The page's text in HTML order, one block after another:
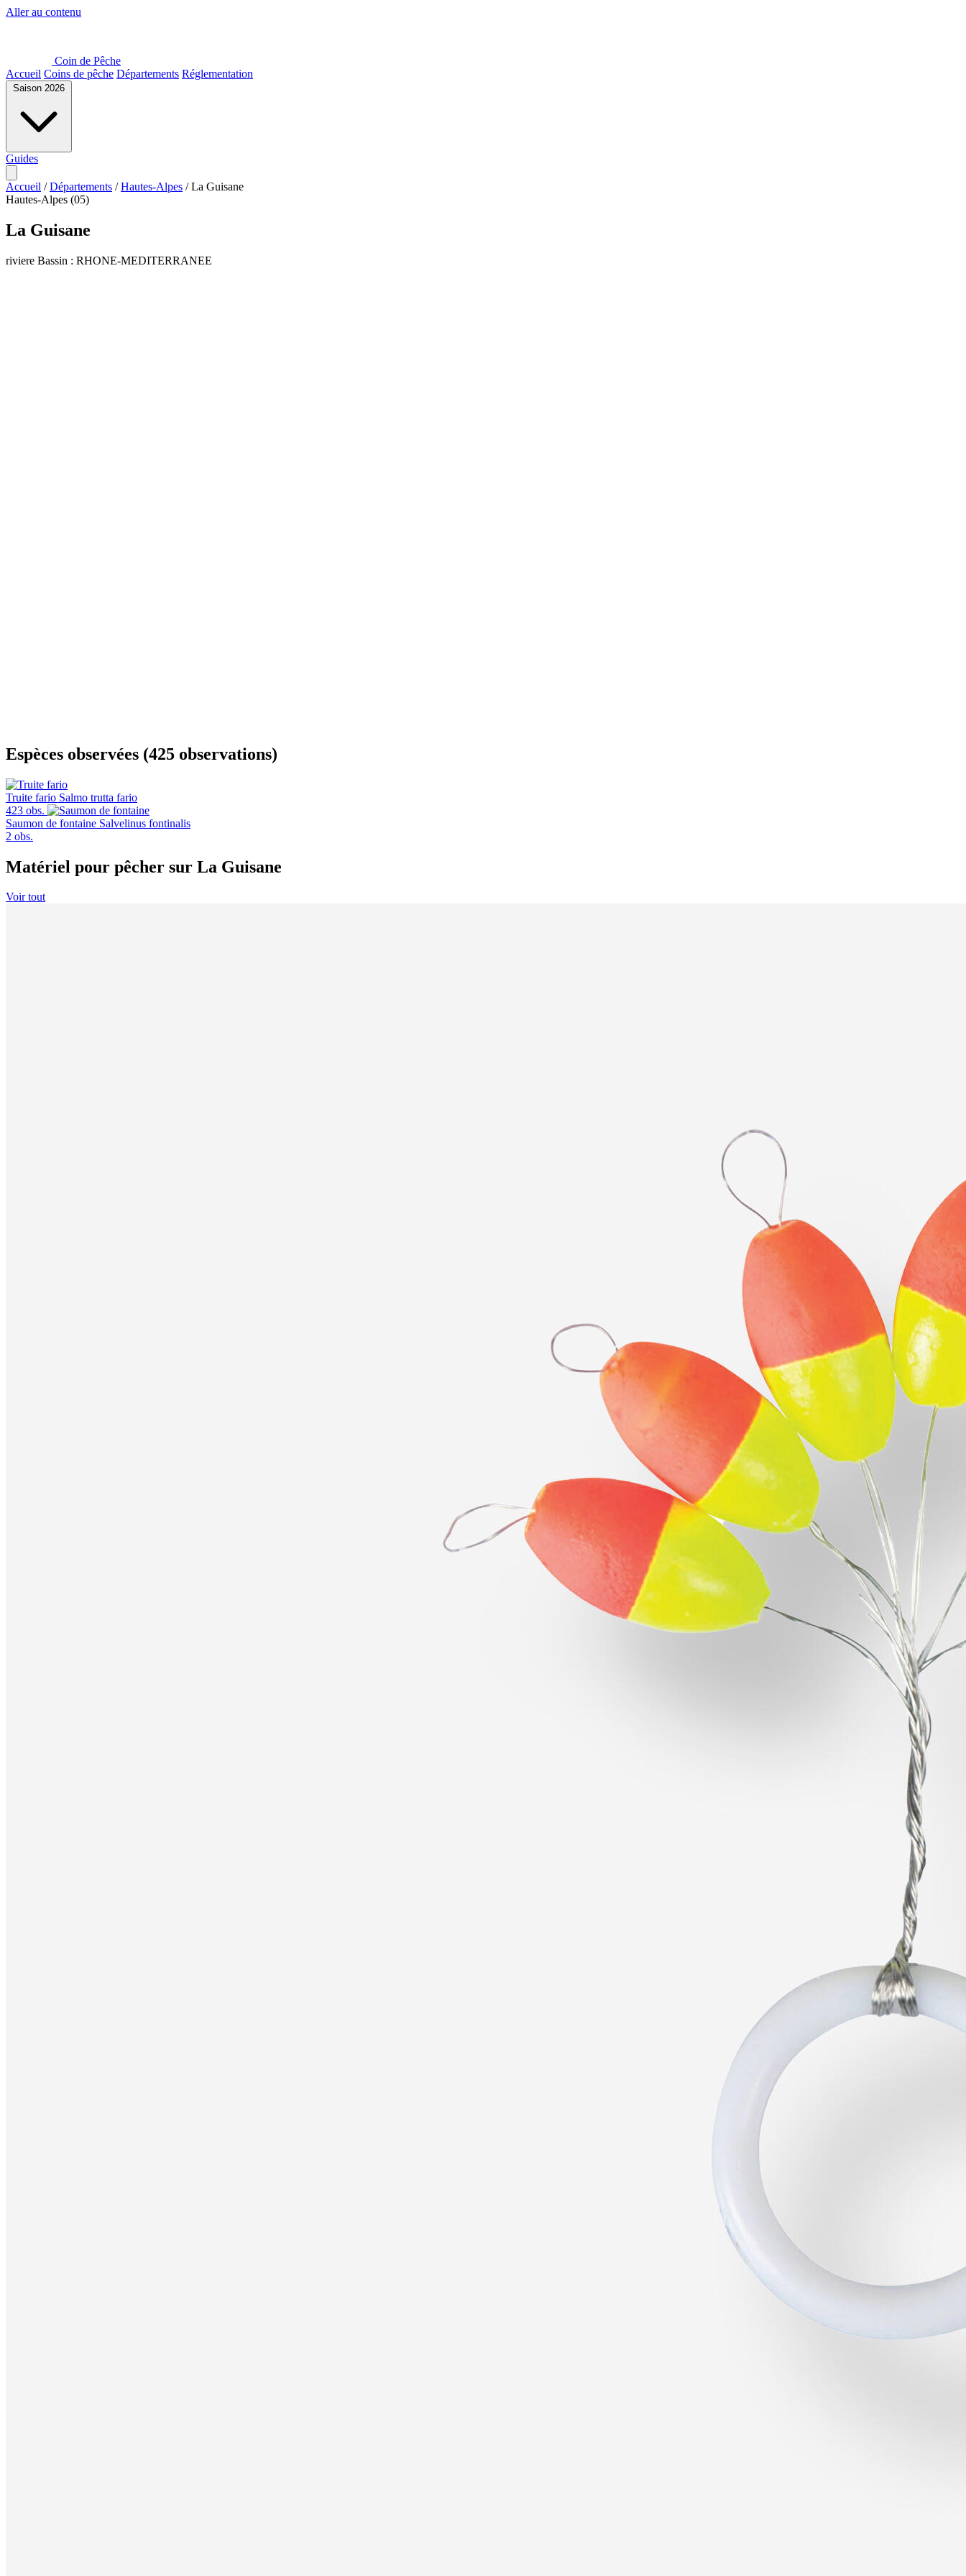
Aller au contenu
Coin de Pêche
Accueil Coins de pêche Départements Réglementation
Saison 2026
Guides
Accueil / Départements / Hautes-Alpes / La Guisane
Hautes-Alpes (05)
La Guisane
riviere Bassin : RHONE-MEDITERRANEE
Espèces observées (425 observations)
Truite fario Salmo trutta fario
423 obs.
Saumon de fontaine Salvelinus fontinalis
2 obs.
Matériel pour pêcher sur La Guisane
Voir tout